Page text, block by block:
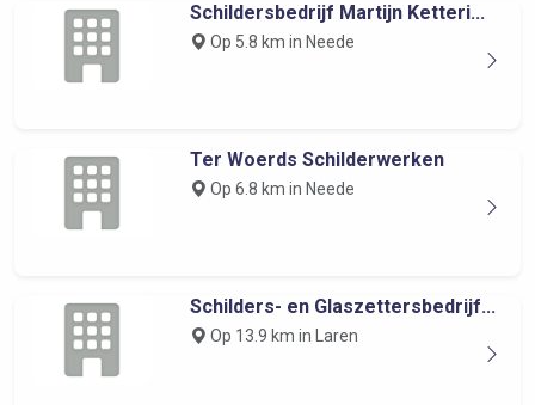
Schildersbedrijf Martijn Ketteri...
Op 5.8 km in Neede
Ter Woerds Schilderwerken
Op 6.8 km in Neede
Schilders- en Glaszettersbedrijf...
Op 13.9 km in Laren